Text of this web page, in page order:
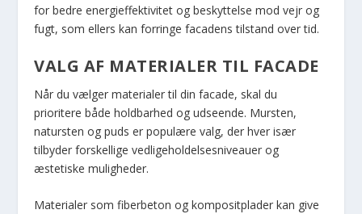
for bedre energieffektivitet og beskyttelse mod vejr og
fugt, som ellers kan forringe facadens tilstand over tid.
VALG AF MATERIALER TIL FACADE
Når du vælger materialer til din facade, skal du
prioritere både holdbarhed og udseende. Mursten,
natursten og puds er populære valg, der hver især
tilbyder forskellige vedligeholdelsesniveauer og
æstetiske muligheder.
Materialer som fiberbeton og kompositplader kan give